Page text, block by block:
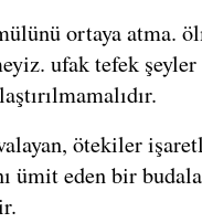
ortaya atma.
ufak tefek
ötekiler
ümit eden bir